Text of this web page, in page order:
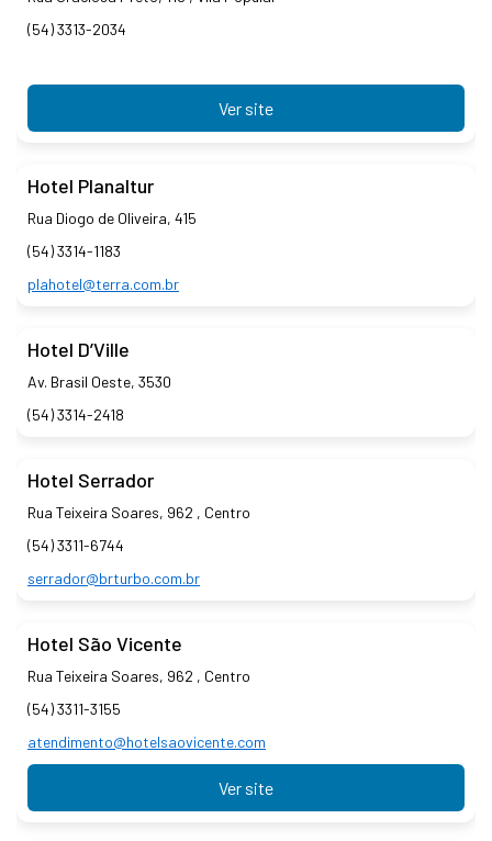
(54) 3313-2034
Ver site
Hotel Planaltur
Rua Diogo de Oliveira, 415
(54) 3314-1183
plahotel@terra.com.br
Hotel D’Ville
Av. Brasil Oeste, 3530
(54) 3314-2418
Hotel Serrador
Rua Teixeira Soares, 962 , Centro
(54) 3311-6744
serrador@brturbo.com.br
Hotel São Vicente
Rua Teixeira Soares, 962 , Centro
(54) 3311-3155
atendimento@hotelsaovicente.com
Ver site